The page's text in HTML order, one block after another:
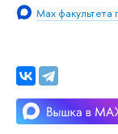
Max